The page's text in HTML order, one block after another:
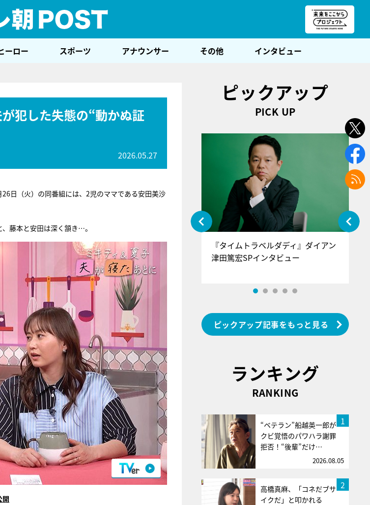
ーロー スポーツ アナウンサー その他 インタビュー
犯した失態の“動かぬ証
2026.05.27
26日（火）の同番組には、2児のママである安田美沙
藤本と安田は深く頷き…。
開
ピックアップ
PICK UP
『アイ＝ラブ！げーみんぐ』＝LOV
E齋藤樹愛羅＆佐々木舞香SPインタ
ビュー
『タイムトラベルダディ』ダイアン
津田篤宏SPインタビュー
ピックアップ記事をもっと見る
ランキング
RANKING
1
“ベテラン”船越英一郎が
クビ覚悟のパワハラ謝罪
拒否！“後輩”だけ…
2026.08.05
2
高橋真麻、「コネだブサ
イクだ」と叩かれる